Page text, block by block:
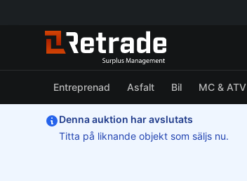
Entreprenad Asfalt Bil MC & ATV
Denna auktion har avslutats
Titta på liknande objekt som säljs nu.